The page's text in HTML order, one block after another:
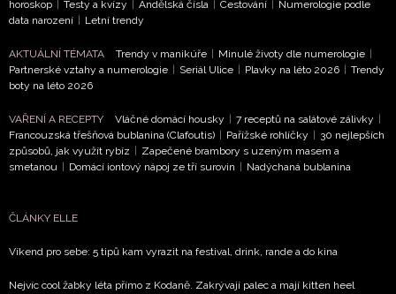
horoskop
Testy a kvízy Andělská čísla Cestování
Numerologie podle
data narození
Letní trendy
AKTUÁLNÍ TÉMATA Trendy v manikúře Minulé životy dle numerologie
Partnerské vztahy a numerologie
Seriál Ulice Plavky na léto 2026
Trendy
boty na léto 2026
VAŘENÍ A RECEPTY Vláčné domácí housky 7 receptů na salátové zálivky
Francouzská třešňová bublanina (Clafoutis)
Pařížské rohlíčky
30 nejlepších
způsobů, jak využít rybíz
Zapečené brambory s uzeným masem a
smetanou
Domácí iontový nápoj ze tří surovin Nadýchaná bublanina
ČLÁNKY ELLE
Víkend pro sebe: 5 tipů kam vyrazit na festival, drink, rande a do kina
Nejvíc cool žabky léta přímo z Kodaně. Zakrývají palec a mají kitten heel